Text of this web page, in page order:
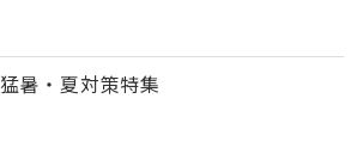
猛暑・夏対策特集